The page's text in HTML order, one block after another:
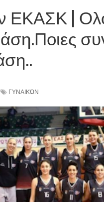
ΕΚΑΣΚ |
ΓΥΝΑΙΚΏΝ